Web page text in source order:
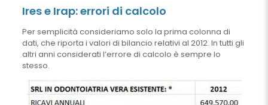
Ires e Irap: errori di calcolo
Per semplicità consideriamo solo la prima colonna di
dati, che riporta i valori di bilancio relativi al 2012. In tutti gli
altri anni considerati l’errore di calcolo è sempre lo
stesso.